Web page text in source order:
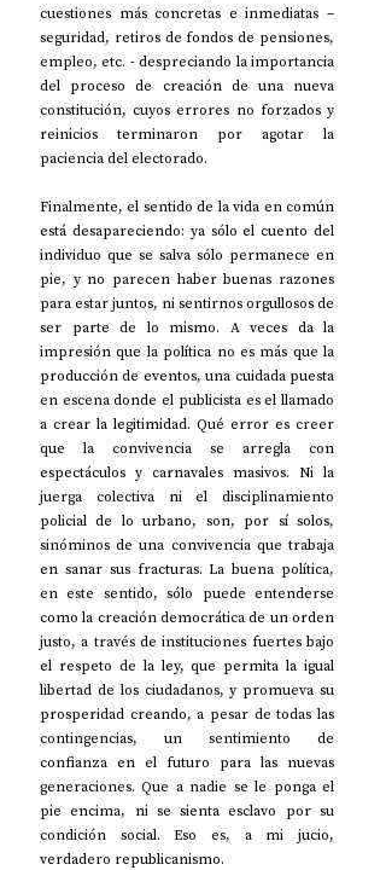
cuestiones más concretas e inmediatas –
seguridad, retiros de fondos de pensiones,
empleo, etc. - despreciando la importancia
del proceso de creación de una nueva
constitución, cuyos errores no forzados y
reinicios terminaron por agotar la
paciencia del electorado.
Finalmente, el sentido de la vida en común
está desapareciendo: ya sólo el cuento del
individuo que se salva sólo permanece en
pie, y no parecen haber buenas razones
para estar juntos, ni sentirnos orgullosos de
ser parte de lo mismo. A veces da la
impresión que la política no es más que la
producción de eventos, una cuidada puesta
en escena donde el publicista es el llamado
a crear la legitimidad. Qué error es creer
que la convivencia se arregla con
espectáculos y carnavales masivos. Ni la
juerga colectiva ni el disciplinamiento
policial de lo urbano, son, por sí solos,
sinóminos de una convivencia que trabaja
en sanar sus fracturas. La buena política,
en este sentido, sólo puede entenderse
como la creación democrática de un orden
justo, a través de instituciones fuertes bajo
el respeto de la ley, que permita la igual
libertad de los ciudadanos, y promueva su
prosperidad creando, a pesar de todas las
contingencias, un sentimiento de
confianza en el futuro para las nuevas
generaciones. Que a nadie se le ponga el
pie encima, ni se sienta esclavo por su
condición social. Eso es, a mi jucio,
verdadero republicanismo.